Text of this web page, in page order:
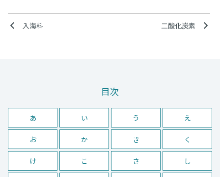
入海料 二酸化炭素
目次
あ い う え
お か き く
け こ さ し